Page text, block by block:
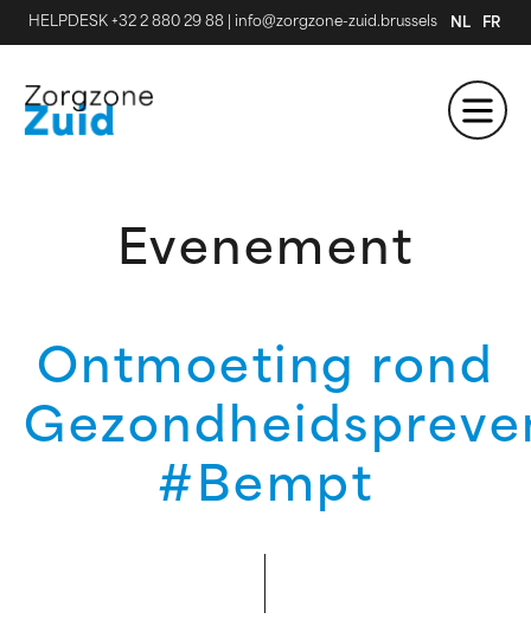
HELPDESK +32 2 880 29 88 info@zorgzone-zuid.brussels NL FR
Evenement
Ontmoeting rond
#Bempt